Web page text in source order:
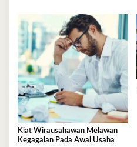
Kiat Wirausahawan Melawan
Kegagalan Pada Awal Usaha